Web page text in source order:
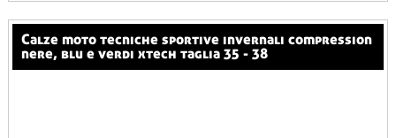
calze moto tecniche sportive invernali compression
nere, blu e verdi xtech taglia 35 - 38